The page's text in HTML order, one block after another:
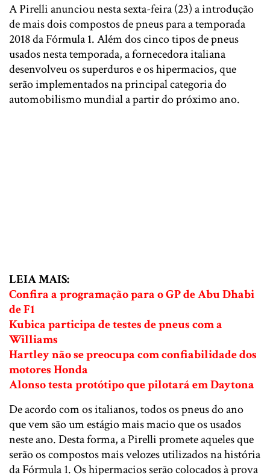
A Pirelli anunciou nesta sexta-feira (23) a introdução
de mais dois compostos de pneus para a temporada
2018 da Fórmula 1. Além dos cinco tipos de pneus
usados nesta temporada, a fornecedora italiana
desenvolveu os superduros e os hipermacios, que
serão implementados na principal categoria do
automobilismo mundial a partir do próximo ano.
LEIA MAIS:
Confira a programação para o GP de Abu Dhabi
de F1
Kubica participa de testes de pneus com a
Williams
Hartley não se preocupa com confiabilidade dos
motores Honda
Alonso testa protótipo que pilotará em Daytona
De acordo com os italianos, todos os pneus do ano
que vem são um estágio mais macio que os usados
neste ano. Desta forma, a Pirelli promete aqueles que
serão os compostos mais velozes utilizados na história
da Fórmula 1. Os hipermacios serão colocados à prova